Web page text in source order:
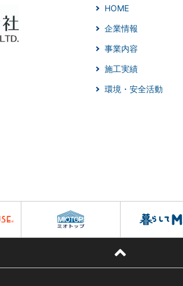
HOME
企業情報
事業内容
施工実績
環境・安全活動